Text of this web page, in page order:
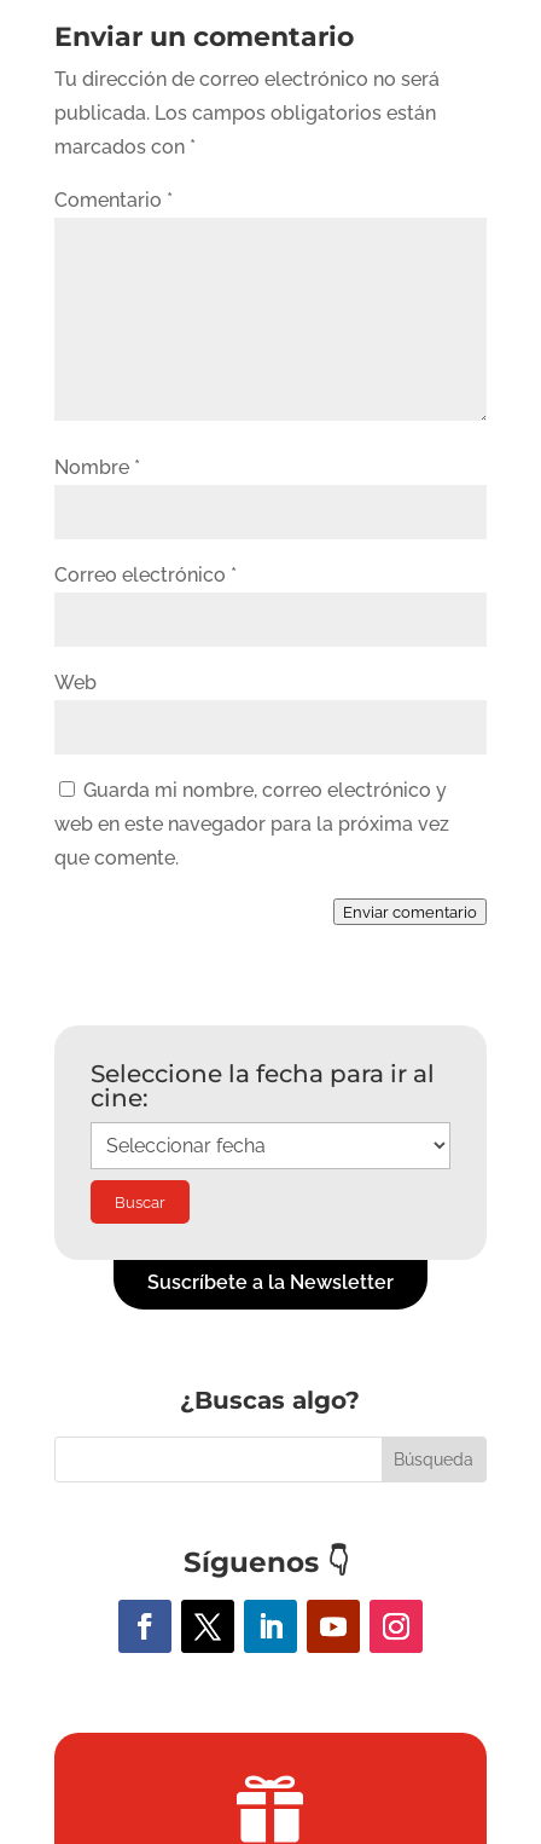
Enviar un comentario
Tu dirección de correo electrónico no será
publicada. Los campos obligatorios están
marcados con *
Comentario *
Nombre *
Correo electrónico *
Web
Guarda mi nombre, correo electrónico y
web en este navegador para la próxima vez
que comente.
Enviar comentario
Seleccione la fecha para ir al
cine:
Suscríbete a la Newsletter
¿Buscas algo?
Síguenos 👇
